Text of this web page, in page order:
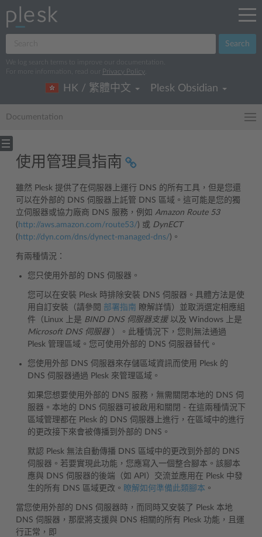
Search
We log search terms to improve our documentation.
For more information, read our
Privacy Policy
HK / 繁體中文 Plesk Obsidian
Documentation
使用管理員指南
雖然 Plesk 提供了在伺服器上運行 DNS 的所有工具，但是您還
可以在外部的 DNS 伺服器上託管 DNS 區域。這可能是您的獨
立伺服器或協力廠商 DNS 服務，例如 Amazon Route 53
( http://aws.amazon.com/route53/) 或 DynECT
( http://dyn.com/dns/dynect-managed-dns/)。
有兩種情況：
您只使用外部的 DNS 伺服器。
您可以在安裝 Plesk 時排除安裝 DNS 伺服器。具體方法是使
用自訂安裝（請參閱 部署指南 瞭解詳情）並取消選定相應組
件（Linux 上是 BIND DNS 伺服器支援以及 Windows 上是
Microsoft DNS 伺服器）。此種情況下，您則無法通過
Plesk 管理區域。您可使用外部的 DNS 伺服器替代。
您使用外部 DNS 伺服器來存儲區域資訊而使用 Plesk 的
DNS 伺服器通過 Plesk 來管理區域。
如果您想要使用外部的 DNS 服務，無需關閉本地的 DNS 伺
服器。本地的 DNS 伺服器可被啟用和關閉 - 在這兩種情況下
區域管理都在 Plesk 的 DNS 伺服器上進行，在區域中的進行
的更改接下來會被傳播到外部的 DNS。
默認 Plesk 無法自動傳播 DNS 區域中的更改到外部的 DNS
伺服器。若要實現此功能，您應寫入一個整合腳本。該腳本
應與 DNS 伺服器的後端（如 API）交流並應用在 Plesk 中發
生的所有 DNS 區域更改。 瞭解如何準備此類腳本 。
當您使用外部的 DNS 伺服器時，而同時又安裝了 Plesk 本地
DNS 伺服器，那麼將支援與 DNS 相關的所有 Plesk 功能，且運
行正常，即